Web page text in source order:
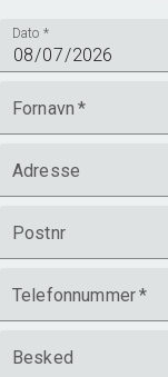
Dato *
Fornavn *
Adresse
Postnr
Telefonnummer*
Besked